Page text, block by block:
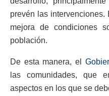
prevén las
mejora de condiciones
población.
De esta manera, el
las comunidades, que
aspectos en los que se